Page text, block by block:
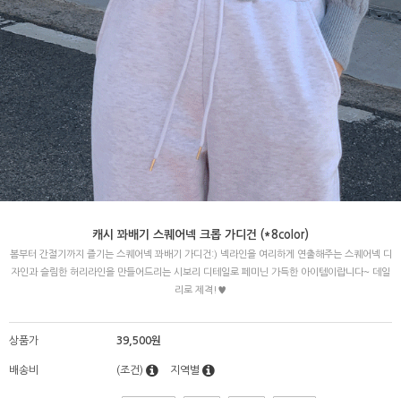
캐시 꽈배기 스퀘어넥 크롭 가디건 (*8color)
봄부터 간절기까지 즐기는 스퀘어넥 꽈배기 가디건:) 넥라인을 여리하게 연출해주는 스퀘어넥 디
자인과 슬림한 허리라인을 만들어드리는 시보리 디테일로 페미닌 가득한 아이템이랍니다~ 데일
리로 제격!♥
상품가 39,500원
배송비 (조건) 지역별